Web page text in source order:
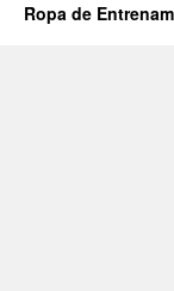
Ropa de